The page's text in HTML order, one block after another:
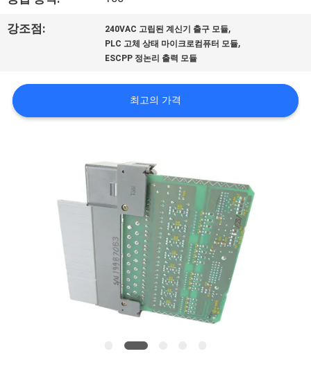
개
장
강조점: 240VAC 고립된 계신기 출구 모듈,
PLC 고체 상태 마이크로컴퓨터 모듈,
ESCPP 정논리 출력 모듈
최고의 가격